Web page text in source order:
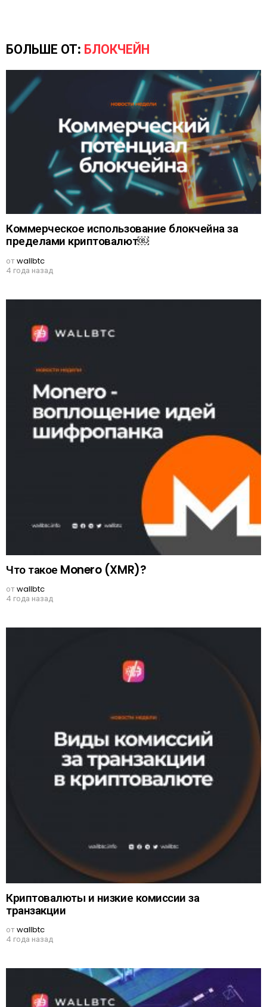
БОЛЬШЕ ОТ: БЛОКЧЕЙН
Коммерческое использование блокчейна за
пределами криптовалют￼
отwallbtc
4 года назад
Что такое Monero (XMR)?
отwallbtc
4 года назад
Криптовалюты и низкие комиссии за
транзакции
отwallbtc
4 года назад